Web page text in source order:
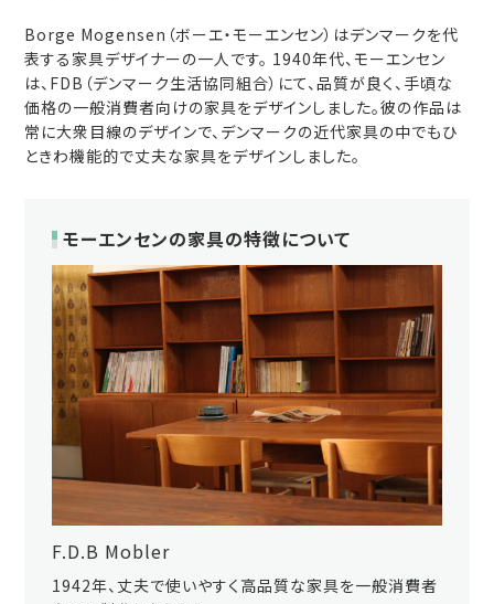
Borge Mogensen（ボーエ・モーエンセン）はデンマークを代
表する家具デザイナーの一人です。 1940年代、モーエンセン
は、FDB（デンマーク生活協同組合）にて、品質が良く、手頃な
価格の一般消費者向けの家具をデザインしました。彼の作品は
常に大衆目線のデザインで、デンマークの近代家具の中でもひ
ときわ機能的で丈夫な家具をデザインしました。
モーエンセンの家具の特徴について
F.D.B Mobler
1942年、丈夫で使いやすく高品質な家具を一般消費者